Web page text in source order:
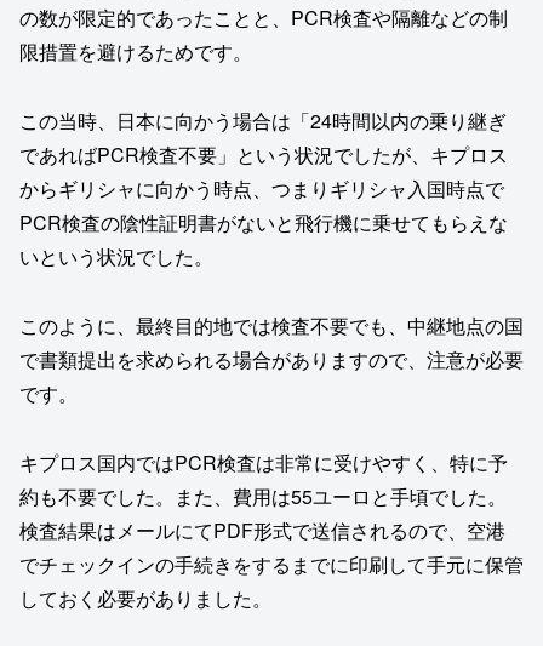
の数が限定的であったことと、PCR検査や隔離などの制
限措置を避けるためです。
この当時、日本に向かう場合は「24時間以内の乗り継ぎ
であればPCR検査不要」という状況でしたが、キプロス
からギリシャに向かう時点、つまりギリシャ入国時点で
PCR検査の陰性証明書がないと飛行機に乗せてもらえな
いという状況でした。
このように、最終目的地では検査不要でも、中継地点の国
で書類提出を求められる場合がありますので、注意が必要
です。
キプロス国内ではPCR検査は非常に受けやすく、特に予
約も不要でした。また、費用は55ユーロと手頃でした。
検査結果はメールにてPDF形式で送信されるので、空港
でチェックインの手続きをするまでに印刷して手元に保管
しておく必要がありました。